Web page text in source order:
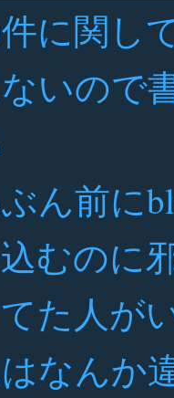
に関し
いので
ん前に
むのに
た人が
なんか